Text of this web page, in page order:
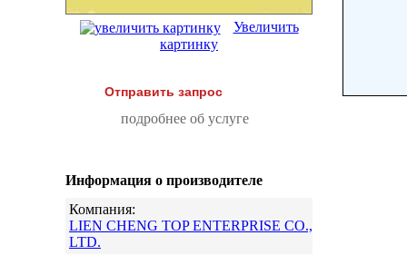
Увеличить
картинку
Отправить запрос
подробнее об услуге
Информация о производителе
Компания:
LIEN CHENG TOP ENTERPRISE CO.,
LTD.